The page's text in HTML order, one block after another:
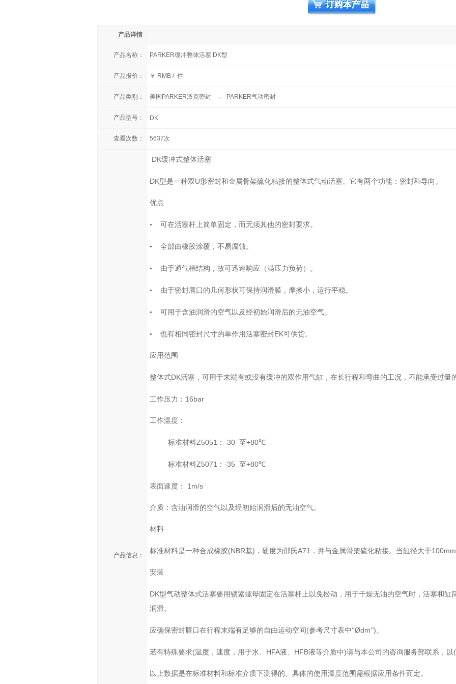
产品详情
产品名称： PARKER缓冲整体活塞 DK型
产品报价： ￥ RMB / 件
产品类别： 美国PARKER派克密封→ PARKER气动密封
产品型号： DK
查看次数： 5637次
产品信息：
DK缓冲式整体活塞
DK型是一种双 U形密封和金属骨架硫化粘接的整体式气动活塞。它有两个功能：密封和导向。
优点
• 可在活塞杆上简单固定，而无须其他的密封要求。
• 全部由橡胶涂覆，不易腐蚀。
• 由于通气槽结构，故可迅速响应（满压力负荷）。
• 由于密封唇口的几何形状可保持润滑膜，摩擦小，运行平稳。
• 可用于含油润滑的空气以及经初始润滑后的无油空气。
• 也有相同密封尺寸的单作用活塞密封EK可供货。
应用范围
整体式DK活塞，可用于末端有或没有缓冲的双作用气缸，在长行程和弯曲的工况，不能承受过量
工作压力： 16bar
工作温度：
标准材料Z5051 ： -30 至+80℃
标准材料Z5071 ： -35 至+80℃
表面速度： 1m/s
介质：含油润滑的空气以及经初始润滑后的无油空气。
材料
标准材料是一种合成橡胶(NBR基) ，硬度为邵氏A71 ，并与金属骨架硫化粘接。当缸径大于100mm
安装
DK型气动整体式活塞要用锁紧螺母固定在活塞杆上以免松动，用于干燥无油的空气时，活塞和缸
润滑。
应确保密封唇口在行程末端有足够的自由运动空间 (参考尺寸表中“Ødm”)。
若有特殊要求(温度，速度，用于水、 HFA液、 HFB液等介质中)请与本公司的咨询服务部联系，
以上数据是在标准材料和标准介质下测得的。具体的使用温度范围需根据应用条件而定。